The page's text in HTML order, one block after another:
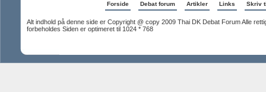
Forside Debat forum Artikler Links Skriv
Alt indhold på denne side er Copyright @ copy 2009 Thai DK Debat Forum Alle
forbeholdes Siden er optimeret til 1024 * 768